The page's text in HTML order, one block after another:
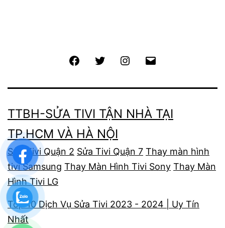
FacebookTwitter Instagram
TTBH-SỬA TIVI TẬN NHÀ TẠI
TP.HCM VÀ HÀ NỘI
Sửa Tivi Quận 2 Sửa Tivi Quận 7 Thay màn hình
tivi Samsung Thay Màn Hình Tivi Sony Thay Màn
Hình Tivi LG
Top 10 Dịch Vụ Sửa Tivi 2023 - 2024 | Uy Tín
Nhất